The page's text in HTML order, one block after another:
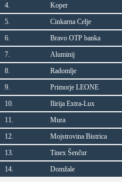
4. Koper
5.
Cinkarna Celje
6.
Bravo OTP banka
7.
Aluminij
8.
Radomlje
9.
Primorje LEONE
10.
Ilirija Extra-Lux
11.
Mura
12.
Mojstrovina Bistrica
13.
Tinex Šenčur
14.
Domžale